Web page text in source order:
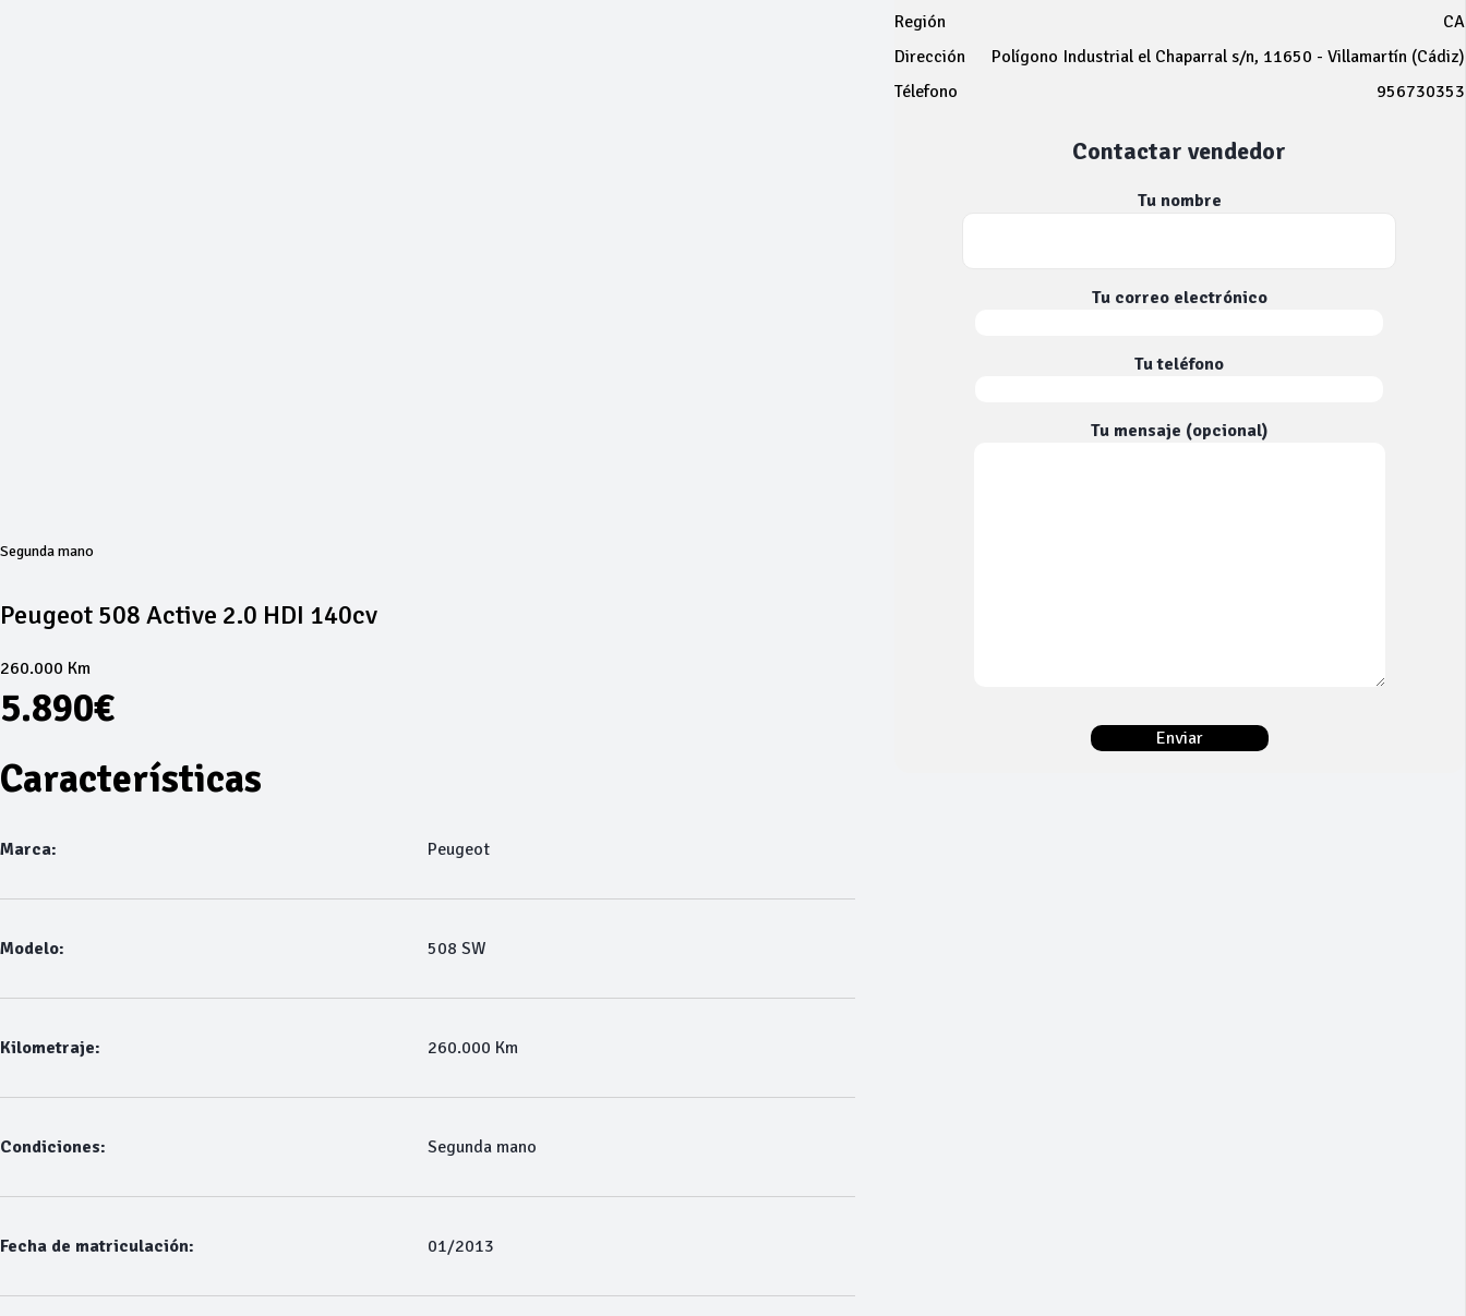
Segunda mano
Peugeot 508 Active 2.0 HDI 140cv
260.000 Km
5.890€
Características
Marca: Peugeot
Modelo: 508 SW
Kilometraje: 260.000 Km
Condiciones: Segunda mano
Fecha de matriculación: 01/2013
Región
CA
Dirección
Polígono Industrial el Chaparral s/n, 11650 - Villamartín (Cádiz)
Télefono
956730353
Contactar vendedor
Tu nombre
Tu correo electrónico
Tu teléfono
Tu mensaje (opcional)